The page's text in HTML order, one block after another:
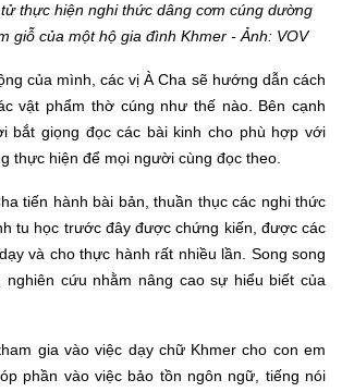
thực hiện nghi thức dâng cơm cúng dường
giỗ của một hộ gia đình Khmer - Ảnh: VOV
của mình, các vị À Cha sẽ hướng dẫn cách
vật phẩm thờ cúng như thế nào. Bên cạnh
bắt giọng đọc các bài kinh cho phù hợp với
thực hiện để mọi người cùng đọc theo.
tiến hành bài bản, thuần thục các nghi thức
tu học trước đây được chứng kiến, được các
và cho thực hành rất nhiều lần. Song song
cứu nhằm nâng cao sự hiểu biết của
gia vào việc dạy chữ Khmer cho con em
phần vào việc bảo tồn ngôn ngữ, tiếng nói